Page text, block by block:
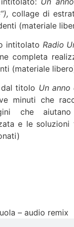
collage di
(materiale
intitolato Radio
completa
(materiale
titolo Un
minuti che
che
e le soluzioni
– audio remix